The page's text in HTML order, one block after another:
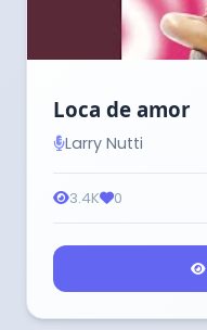
Loca de amor
Larry Nutti
3.4K 0